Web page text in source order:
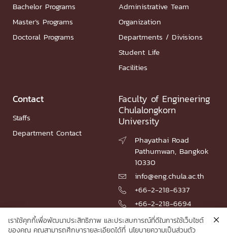
Bachelor Programs
Master’s Programs
Doctoral Programs
Administrative Team
Organization
Departments / Divisions
Student Life
Facilities
Contact
Staffs
Department Contact
Faculty of Engineering
Chulalongkorn
University

Phayathai Road
Pathumwan, Bangkok
10330
 info@eng.chula.ac.th
 +66-2-218-6337
 +66-2-218-6694
เราใช้คุกกี้เพื่อพัฒนาประสิทธิภาพ และประสบการณ์ที่ดีในการใช้เว็บไซต์
ของคุณ คุณสามารถศึกษารายละเอียดได้ที่ นโยบายความเป็นส่วนตัว